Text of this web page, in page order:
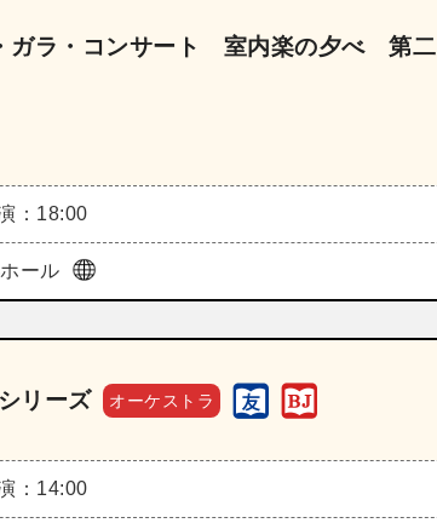
ガラ・コンサート 室内楽の夕べ 第二
：18:00
ール
リーズ オーケストラ
：14:00